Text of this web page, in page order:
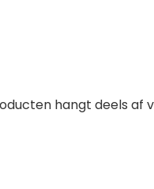
hangt deels af